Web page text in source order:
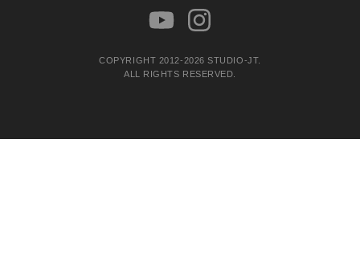
COPYRIGHT 2012-2026 STUDIO-JT.
ALL RIGHTS RESERVED.